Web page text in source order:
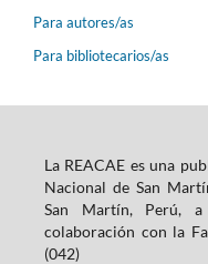
Para autores/as
Para bibliotecarios/as
La REACAE es una
Nacional de San
San Martín, Perú,
colaboración con la
(042)